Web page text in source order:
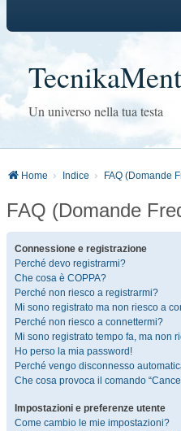
Un universo nella tua testa
Home Indice FAQ (Domande
FAQ (Domande
Connessione e registrazione
Perché devo registrarmi?
Che cosa è COPPA?
Perché non riesco a registrarmi?
Mi sono registrato ma non riesco a
Perché non riesco a connettermi?
Mi sono registrato tempo fa, ma non
Ho perso la mia password!
Perché vengo disconnesso
Che cosa provoca il comando
Impostazioni e preferenze utente
Come cambio le mie impostazioni?